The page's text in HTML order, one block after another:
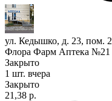
ул. Кедышко, д. 23, пом. 2
Флора Фарм Аптека №21
Закрыто
1 шт. вчера
Закрыто
21,38 р.